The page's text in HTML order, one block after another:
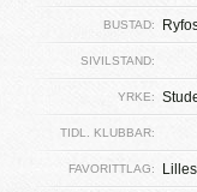
BUSTAD:
SIVILSTAND:
YRKE:
TIDL. KLUBBAR:
FAVORITTLAG: